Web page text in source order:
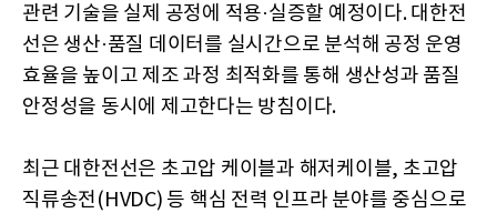
관련 기술을 실제 공정에 적용·실증할 예정이다. 대한전
선은 생산·품질 데이터를 실시간으로 분석해 공정 운영
효율을 높이고 제조 과정 최적화를 통해 생산성과 품질
안정성을 동시에 제고한다는 방침이다.
최근 대한전선은 초고압 케이블과 해저케이블, 초고압
직류송전(HVDC) 등 핵심 전력 인프라 분야를 중심으로